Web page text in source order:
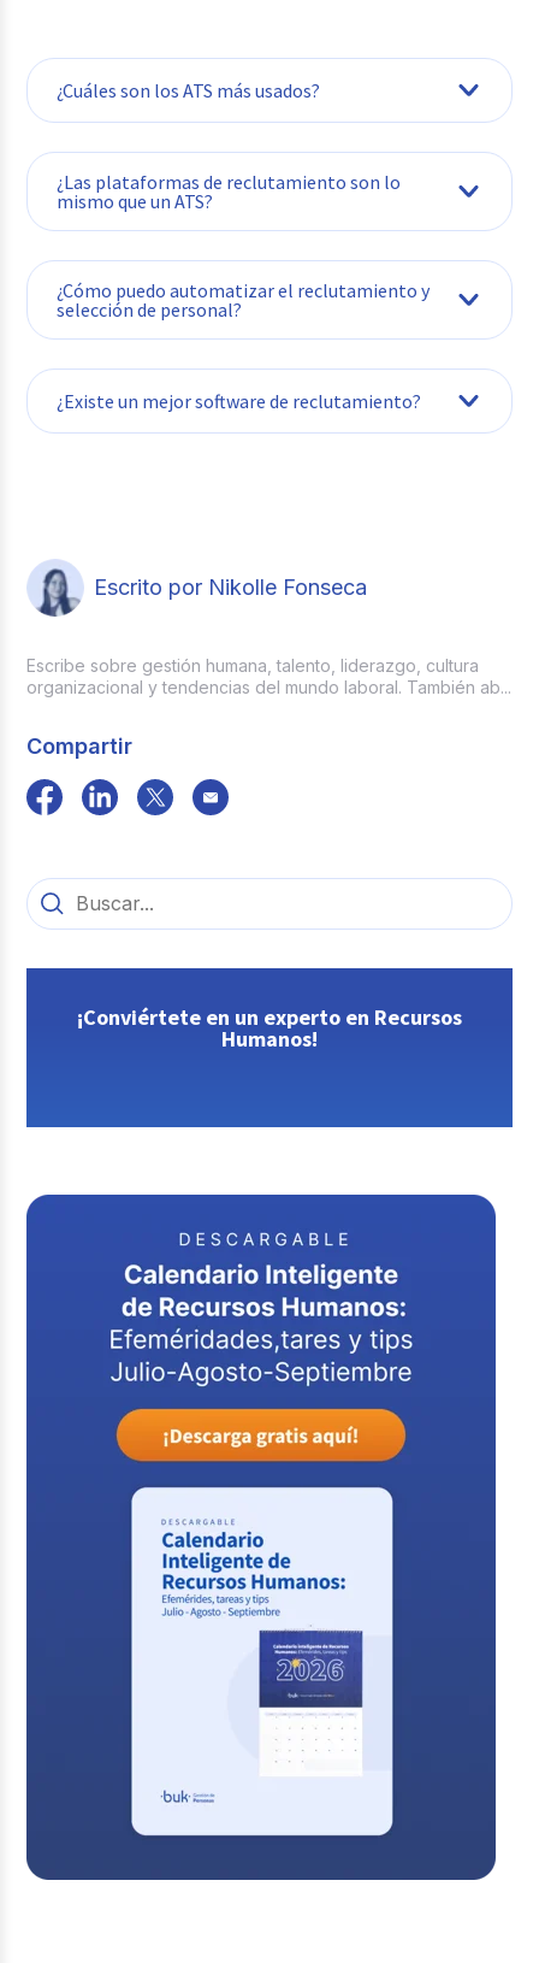
¿Cuáles son los ATS más usados?
más utilizados están Buk, SmartRecruiters,
Greenhouse, Workday, BambooHR y
Personio.
¿Las plataformas de reclutamiento son lo
mismo que un ATS?
suelen enfocarse en publicar vacantes,
mientras que un ATS gestiona todo el
proceso de selección.
¿Cómo puedo automatizar el reclutamiento y
selección de personal?
centralice postulaciones, automatice
comunicaciones y genere reportes del
¿Existe un mejor software de reclutamiento?
Escrito por Nikolle Fonseca
Escribe sobre gestión humana, talento, liderazgo, cultura
organizacional y tendencias del mundo laboral. También ab...
Compartir
¡Conviértete en un experto en Recursos
Humanos!